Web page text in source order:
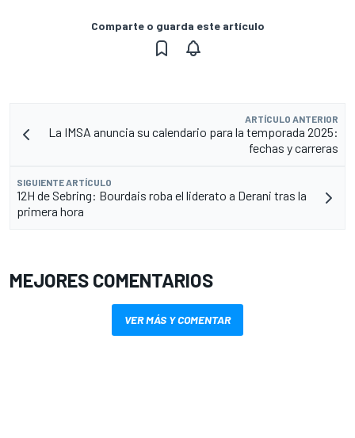
Comparte o guarda este artículo
ARTÍCULO ANTERIOR
La IMSA anuncia su calendario para la temporada 2025:
fechas y carreras
SIGUIENTE ARTÍCULO
12H de Sebring: Bourdais roba el liderato a Derani tras la
primera hora
MEJORES COMENTARIOS
VER MÁS Y COMENTAR